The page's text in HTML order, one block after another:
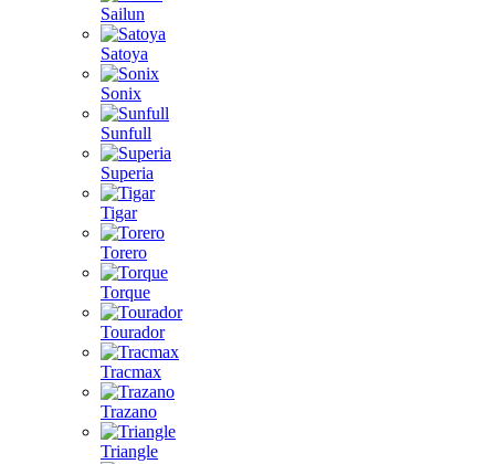
Sailun
Satoya
Sonix
Sunfull
Superia
Tigar
Torero
Torque
Tourador
Tracmax
Trazano
Triangle